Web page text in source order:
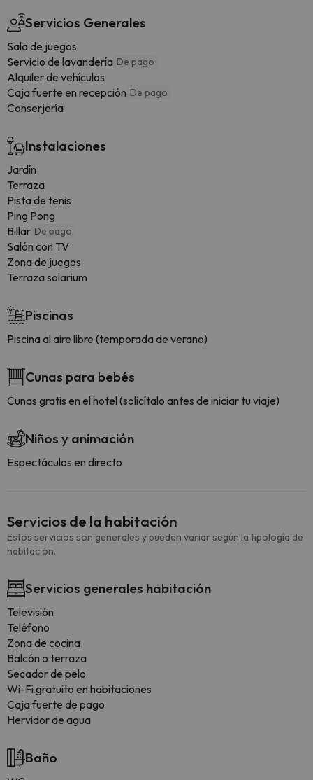
Servicios Generales
Sala de juegos
Servicio de lavandería De pago
Alquiler de vehículos
Caja fuerte en recepción De pago
Conserjería
Instalaciones
Jardín
Terraza
Pista de tenis
Ping Pong
Billar De pago
Salón con TV
Zona de juegos
Terraza solarium
Piscinas
Piscina al aire libre (temporada de verano)
Cunas para bebés
Cunas gratis en el hotel (solicítalo antes de iniciar tu viaje)
Niños y animación
Espectáculos en directo
Servicios de la habitación
Estos servicios son generales y pueden variar según la tipología de
habitación.
Servicios generales habitación
Televisión
Teléfono
Zona de cocina
Balcón o terraza
Secador de pelo
Wi-Fi gratuito en habitaciones
Caja fuerte de pago
Hervidor de agua
Baño